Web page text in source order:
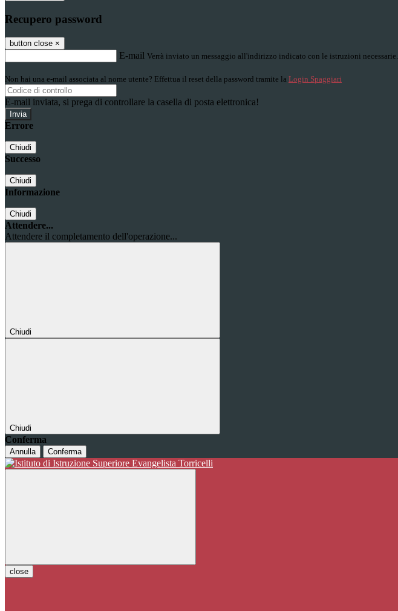
Recupero password
button close ×
E-mail Verrà inviato un messaggio all'indirizzo indicato con le istruzioni necessarie.
Non hai una e-mail associata al nome utente? Effettua il reset della password tramite la Login Spaggiari
E-mail inviata, si prega di controllare la casella di posta elettronica!
Errore
Chiudi
Successo
Chiudi
Informazione
Chiudi
Attendere...
Attendere il completamento dell'operazione...
Chiudi
Chiudi
Conferma
Annulla Conferma
close